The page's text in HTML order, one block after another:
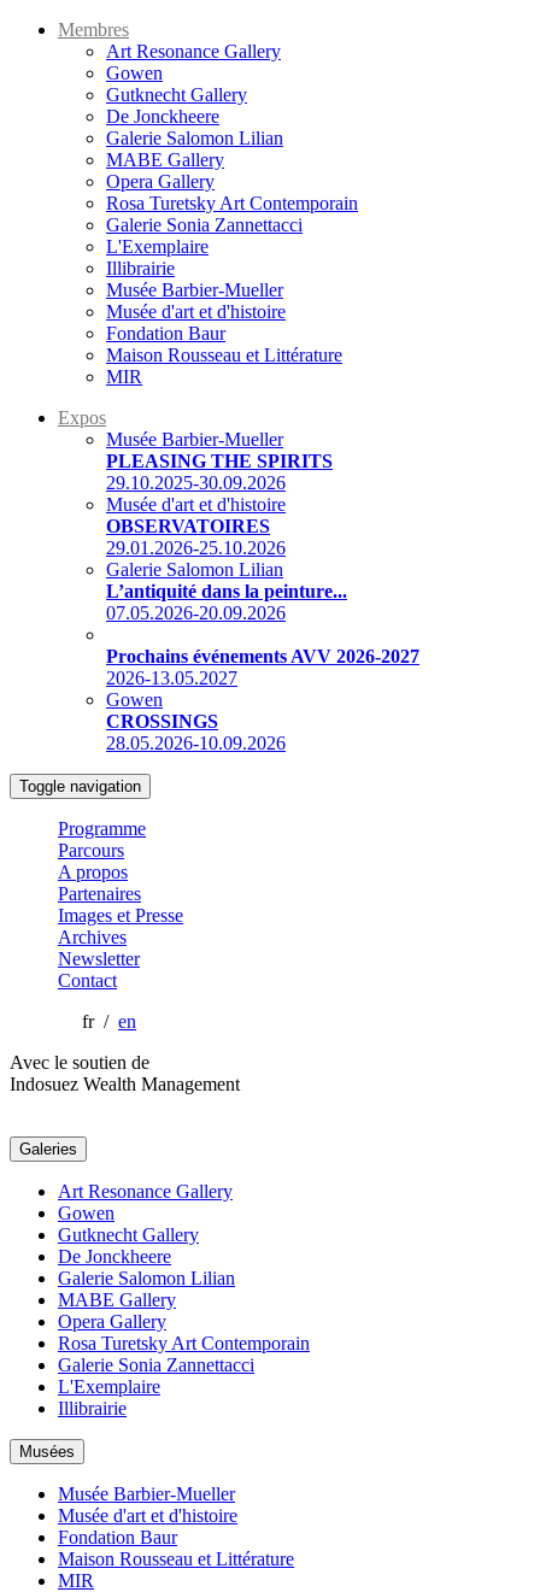
Membres
Art Resonance Gallery
Gowen
Gutknecht Gallery
De Jonckheere
Galerie Salomon Lilian
MABE Gallery
Opera Gallery
Rosa Turetsky Art Contemporain
Galerie Sonia Zannettacci
L'Exemplaire
Illibrairie
Musée Barbier-Mueller
Musée d'art et d'histoire
Fondation Baur
Maison Rousseau et Littérature
MIR
Expos
Musée Barbier-Mueller
PLEASING THE SPIRITS
29.10.2025-30.09.2026
Musée d'art et d'histoire
OBSERVATOIRES
29.01.2026-25.10.2026
Galerie Salomon Lilian
L’antiquité dans la peinture...
07.05.2026-20.09.2026
Prochains événements AVV 2026-2027
2026-13.05.2027
Gowen
CROSSINGS
28.05.2026-10.09.2026
Toggle navigation
Programme
Parcours
A propos
Partenaires
Images et Presse
Archives
Newsletter
Contact
fr / en
Avec le soutien de
Indosuez Wealth Management
Galeries
Art Resonance Gallery
Gowen
Gutknecht Gallery
De Jonckheere
Galerie Salomon Lilian
MABE Gallery
Opera Gallery
Rosa Turetsky Art Contemporain
Galerie Sonia Zannettacci
L'Exemplaire
Illibrairie
Musées
Musée Barbier-Mueller
Musée d'art et d'histoire
Fondation Baur
Maison Rousseau et Littérature
MIR